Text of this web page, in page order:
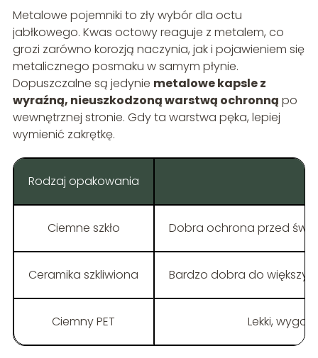
Metalowe pojemniki to zły wybór dla octu
jabłkowego. Kwas octowy reaguje z metalem, co
grozi zarówno korozją naczynia, jak i pojawieniem się
metalicznego posmaku w samym płynie.
Dopuszczalne są jedynie metalowe kapsle z
wyraźną, nieuszkodzoną warstwą ochronną po
wewnętrznej stronie. Gdy ta warstwa pęka, lepiej
wymienić zakrętkę.
Rodzaj opakowania
Ciemne szkło Dobra ochrona przed
Ceramika szkliwiona Bardzo dobra do
Ciemny PET Lekki,